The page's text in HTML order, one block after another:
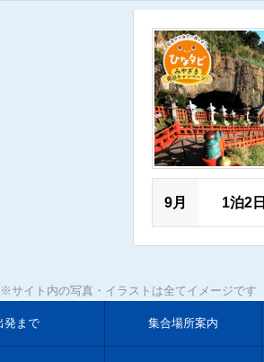
9月 1泊2日
※サイト内の写真・イラストは全てイメージです
発まで 集合場所案内